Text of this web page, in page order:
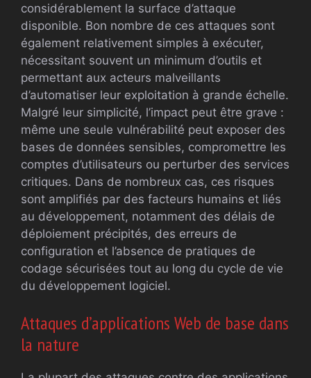
considérablement la surface d’attaque
disponible. Bon nombre de ces attaques sont
également relativement simples à exécuter,
nécessitant souvent un minimum d’outils et
permettant aux acteurs malveillants
d’automatiser leur exploitation à grande échelle.
Malgré leur simplicité, l’impact peut être grave :
même une seule vulnérabilité peut exposer des
bases de données sensibles, compromettre les
comptes d’utilisateurs ou perturber des services
critiques. Dans de nombreux cas, ces risques
sont amplifiés par des facteurs humains et liés
au développement, notamment des délais de
déploiement précipités, des erreurs de
configuration et l’absence de pratiques de
codage sécurisées tout au long du cycle de vie
du développement logiciel.
Attaques d’applications Web de base dans
la nature